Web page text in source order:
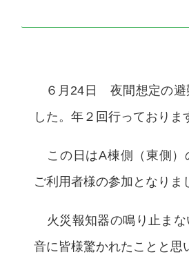
６月24日 夜間想定の避
した。年２回行っておりま
この日はA棟側（東側）
ご利用者様の参加となりま
火災報知器の鳴り止まな
音に皆様驚かれたことと思